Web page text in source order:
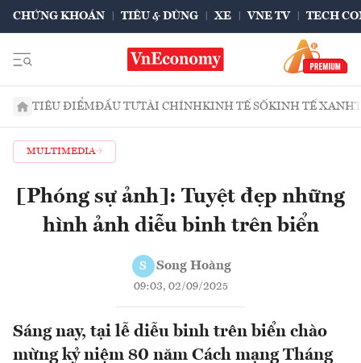
CHỨNG KHOÁN TIÊU & DÙNG XE VNE TV TECH
TIÊU ĐIỂMĐẦU TƯTÀI CHÍNHKINH TẾ SỐKINH TẾ XANH
MULTIMEDIA
[Phóng sự ảnh]: Tuyệt đẹp những
hình ảnh diễu binh trên biển
S Song Hoàng
09:03, 02/09/2025
Sáng nay, tại lễ diễu binh trên biển chào
mừng kỷ niệm 80 năm Cách mạng Tháng